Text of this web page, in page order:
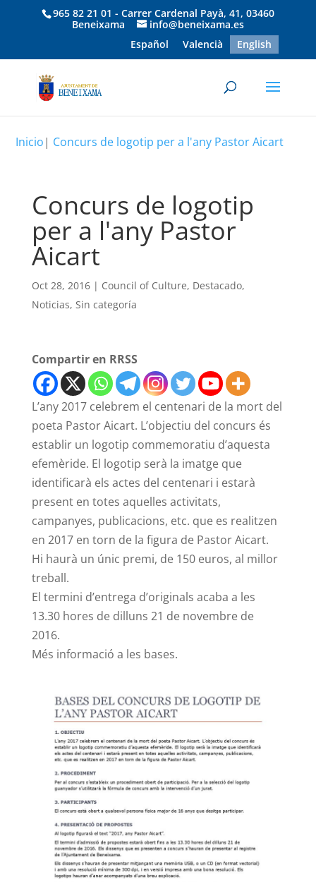
965 82 21 01 - Carrer Cardenal Payà, 41, 03460
Beneixama
info@beneixama.es
Español
Valencià English
Inicio| Concurs de logotip per a l'any Pastor Aicart
Concurs de logotip
per a l'any Pastor
Aicart
Oct 28, 2016| Council of Culture, Destacado,
Noticias, Sin categoría
Compartir en RRSS
L’any 2017 celebrem el centenari de la mort del
poeta Pastor Aicart. L’objectiu del concurs és
establir un logotip commemoratiu d’aquesta
efemèride. El logotip serà la imatge que
identificarà els actes del centenari i estarà
present en totes aquelles activitats,
campanyes, publicacions, etc. que es realitzen
en 2017 en torn de la figura de Pastor Aicart.
Hi haurà un únic premi, de 150 euros, al millor
treball.
El termini d’entrega d’originals acaba a les
13.30 hores de dilluns 21 de novembre de
2016.
Més informació a les bases.